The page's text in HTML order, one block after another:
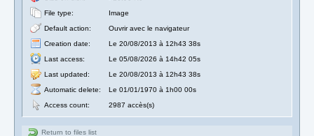
File type:
Image
Default action:
Ouvrir avec le navigateur
Creation date:
Le 20/08/2013 à 12h43 38s
Last access:
Le 05/08/2026 à 14h42 05s
Last updated:
Le 20/08/2013 à 12h43 38s
Automatic delete:
Le 01/01/1970 à 1h00 00s
Access count:
2987 accès(s)
Return to files list